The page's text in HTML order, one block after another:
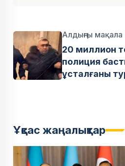
Алдыңғы мақала
20 миллион
полиция
ұсталғаны
Ұқсас жаңалықтар